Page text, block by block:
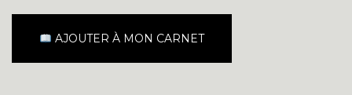
AJOUTER À MON CARNET